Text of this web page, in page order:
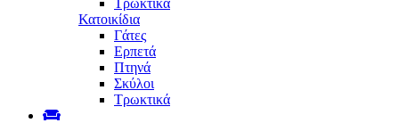
Τρωκτικά
Κατοικίδια
Γάτες
Ερπετά
Πτηνά
Σκύλοι
Τρωκτικά